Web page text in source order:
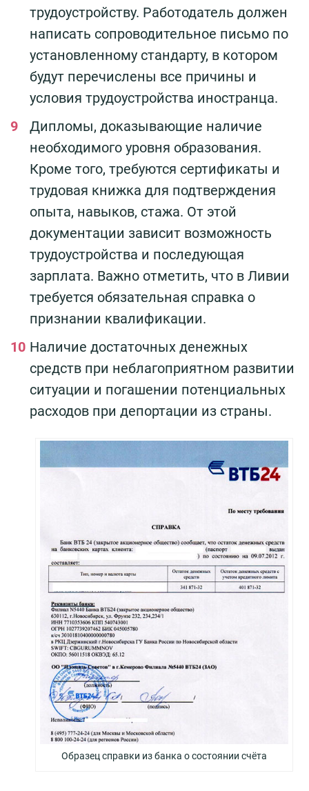
трудоустройству. Работодатель должен
написать сопроводительное письмо по
установленному стандарту, в котором
будут перечислены все причины и
условия трудоустройства иностранца.
Дипломы, доказывающие наличие
необходимого уровня образования.
Кроме того, требуются сертификаты и
трудовая книжка для подтверждения
опыта, навыков, стажа. От этой
документации зависит возможность
трудоустройства и последующая
зарплата. Важно отметить, что в Ливии
требуется обязательная справка о
признании квалификации.
Наличие достаточных денежных
средств при неблагоприятном развитии
ситуации и погашении потенциальных
расходов при депортации из страны.
Образец справки из банка о состоянии счёта